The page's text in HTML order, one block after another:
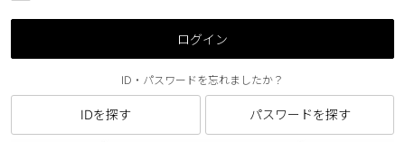
ブラック
ブルー
ピンク
透明
乱視用
ログイン
ID・パスワードを忘れましたか？
IDを探す パスワードを探す